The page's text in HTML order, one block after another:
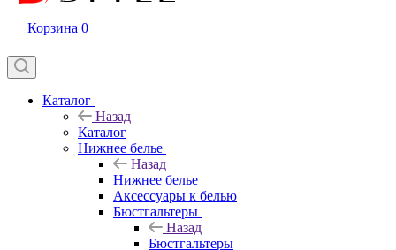
Корзина 0
Каталог
Назад
Каталог
Нижнее белье
Назад
Нижнее белье
Аксессуары к белью
Бюстгальтеры
Назад
Бюстгальтеры